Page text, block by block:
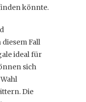
könnte.
Fall
ideal für
sich
Die